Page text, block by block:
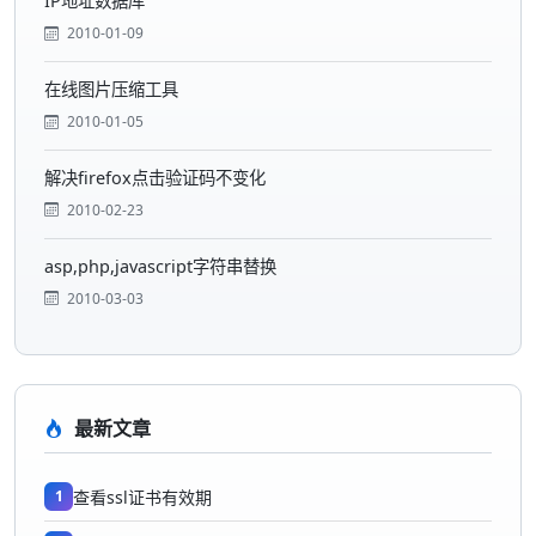
2010-01-09
在线图片压缩工具
2010-01-05
解决firefox点击验证码不变化
2010-02-23
asp,php,javascript字符串替换
2010-03-03
最新文章
1 查看ssl证书有效期